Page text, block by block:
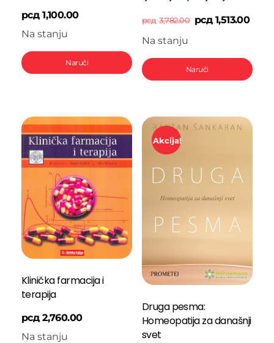
рсд 1,100.00
Na stanju
Naruči
рсд 3,782.00 рсд 1,513.00
Na stanju
Naruči
Klinička farmacija i
terapija
рсд 2,760.00
Na stanju
Akcija!
Druga pesma:
Homeopatija za današnji
svet